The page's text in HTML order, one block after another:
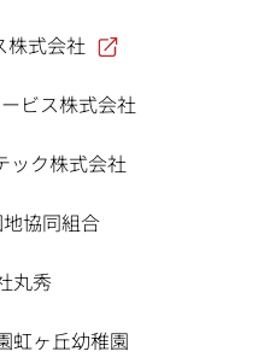
株式会社
ビス株式会社
ック株式会社
協同組合
丸秀
虹ヶ丘幼稚園